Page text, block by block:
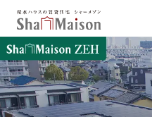
保存した条件
新着メール設定